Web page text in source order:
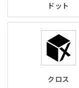
ドット
クロス